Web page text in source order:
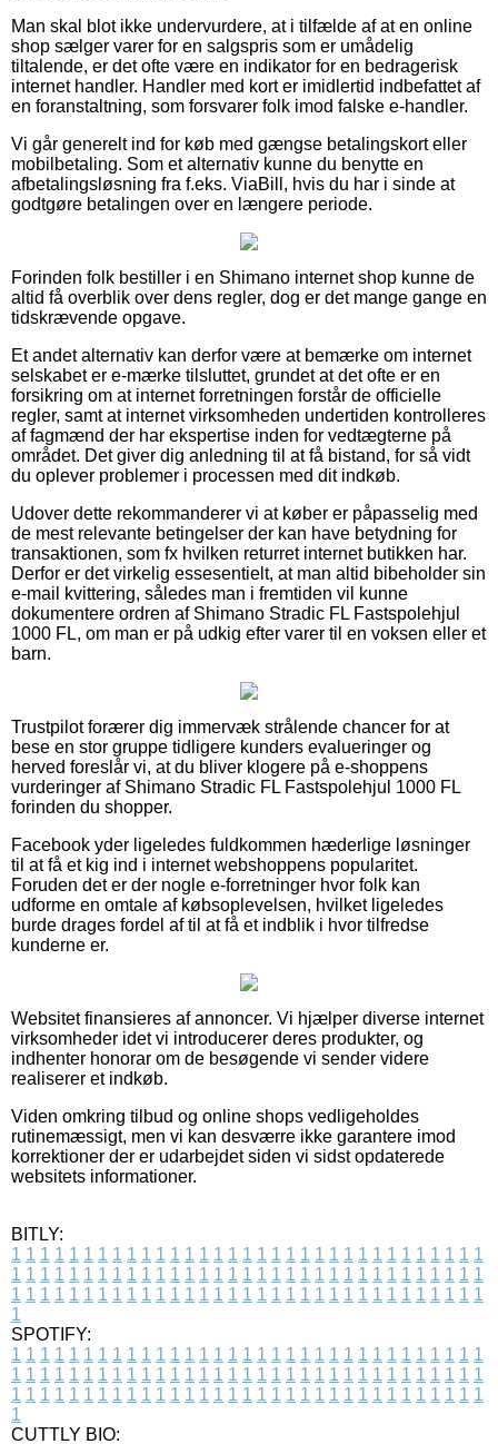
Man skal blot ikke undervurdere, at i tilfælde af at en online
shop sælger varer for en salgspris som er umådelig
tiltalende, er det ofte være en indikator for en bedragerisk
internet handler. Handler med kort er imidlertid indbefattet af
en foranstaltning, som forsvarer folk imod falske e-handler.
Vi går generelt ind for køb med gængse betalingskort eller
mobilbetaling. Som et alternativ kunne du benytte en
afbetalingsløsning fra f.eks. ViaBill, hvis du har i sinde at
godtgøre betalingen over en længere periode.
Forinden folk bestiller i en Shimano internet shop kunne de
altid få overblik over dens regler, dog er det mange gange en
tidskrævende opgave.
Et andet alternativ kan derfor være at bemærke om internet
selskabet er e-mærke tilsluttet, grundet at det ofte er en
forsikring om at internet forretningen forstår de officielle
regler, samt at internet virksomheden undertiden kontrolleres
af fagmænd der har ekspertise inden for vedtægterne på
området. Det giver dig anledning til at få bistand, for så vidt
du oplever problemer i processen med dit indkøb.
Udover dette rekommanderer vi at køber er påpasselig med
de mest relevante betingelser der kan have betydning for
transaktionen, som fx hvilken returret internet butikken har.
Derfor er det virkelig essesentielt, at man altid bibeholder sin
e-mail kvittering, således man i fremtiden vil kunne
dokumentere ordren af Shimano Stradic FL Fastspolehjul
1000 FL, om man er på udkig efter varer til en voksen eller et
barn.
Trustpilot forærer dig immervæk strålende chancer for at
bese en stor gruppe tidligere kunders evalueringer og
herved foreslår vi, at du bliver klogere på e-shoppens
vurderinger af Shimano Stradic FL Fastspolehjul 1000 FL
forinden du shopper.
Facebook yder ligeledes fuldkommen hæderlige løsninger
til at få et kig ind i internet webshoppens popularitet.
Foruden det er der nogle e-forretninger hvor folk kan
udforme en omtale af købsoplevelsen, hvilket ligeledes
burde drages fordel af til at få et indblik i hvor tilfredse
kunderne er.
Websitet finansieres af annoncer. Vi hjælper diverse internet
virksomheder idet vi introducerer deres produkter, og
indhenter honorar om de besøgende vi sender videre
realiserer et indkøb.
Viden omkring tilbud og online shops vedligeholdes
rutinemæssigt, men vi kan desværre ikke garantere imod
korrektioner der er udarbejdet siden vi sidst opdaterede
websitets informationer.
BITLY:
1 1 1 1 1 1 1 1 1 1 1 1 1 1 1 1 1 1 1 1 1 1 1 1 1 1 1 1 1 1 1 1 1
1 1 1 1 1 1 1 1 1 1 1 1 1 1 1 1 1 1 1 1 1 1 1 1 1 1 1 1 1 1 1 1 1
1 1 1 1 1 1 1 1 1 1 1 1 1 1 1 1 1 1 1 1 1 1 1 1 1 1 1 1 1 1 1 1 1
1
SPOTIFY:
1 1 1 1 1 1 1 1 1 1 1 1 1 1 1 1 1 1 1 1 1 1 1 1 1 1 1 1 1 1 1 1 1
1 1 1 1 1 1 1 1 1 1 1 1 1 1 1 1 1 1 1 1 1 1 1 1 1 1 1 1 1 1 1 1 1
1 1 1 1 1 1 1 1 1 1 1 1 1 1 1 1 1 1 1 1 1 1 1 1 1 1 1 1 1 1 1 1 1
1
CUTTLY BIO: